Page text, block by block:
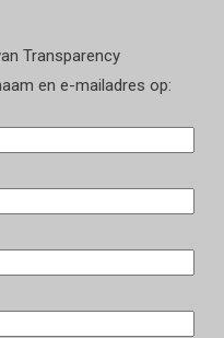
Transparency
en e-mailadres op: